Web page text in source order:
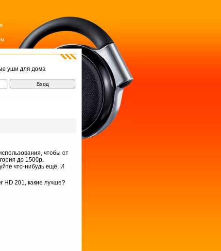
уши для дома
чтобы от
до 1500р.
что-нибудь ещё. И
HD 201, какие лучше?